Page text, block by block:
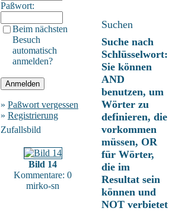
Paßwort:
Beim nächsten
Besuch
automatisch
anmelden?
» Paßwort vergessen
» Registrierung
Zufallsbild
Bild 14
Kommentare: 0
mirko-sn
Suchen
Suche nach
Schlüsselwort:
Sie können
AND
benutzen, um
Wörter zu
definieren, die
vorkommen
müssen, OR
für Wörter,
die im
Resultat sein
können und
NOT verbietet